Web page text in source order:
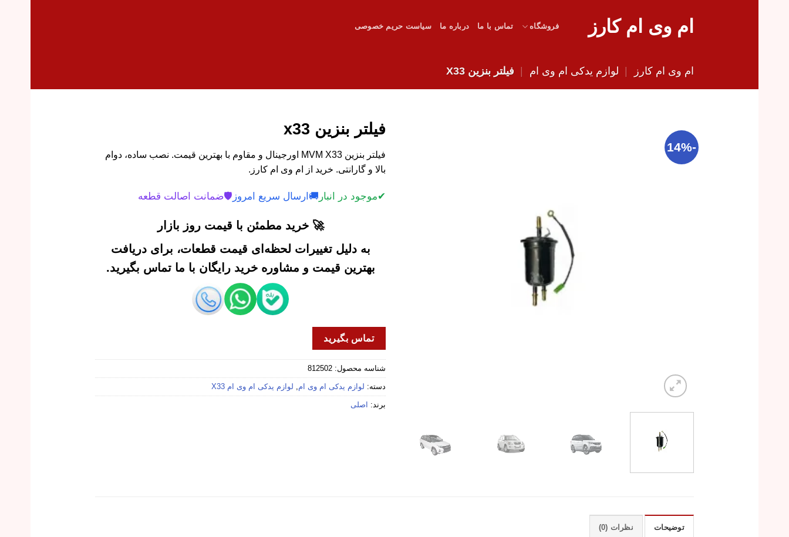
ام وی ام کارز فروشگاه تماس با ما درباره ما سیاست حریم خصوصی
ام وی ام کارز | لوازم یدکی ام وی ام | فیلتر بنزین X33
-14%
فیلتر بنزین x33
فیلتر بنزین MVM X33 اورجینال و مقاوم با بهترین قیمت. نصب ساده، دوام
بالا و گارانتی. خرید از ام وی ام کارز.
✔موجود در انبار 🚚 ارسال سریع امروز 🛡️ضمانت اصالت قطعه
🚀 خرید مطمئن با قیمت روز بازار
به دلیل تغییرات لحظه‌ای قیمت قطعات، برای دریافت
بهترین قیمت و مشاوره خرید رایگان با ما تماس بگیرید.
تماس بگیرید
شناسه محصول: 812502
دسته: لوازم یدکی ام وی ام لوازم یدکی ام وی ام X33
برند: اصلی
توضیحات نظرات (0)